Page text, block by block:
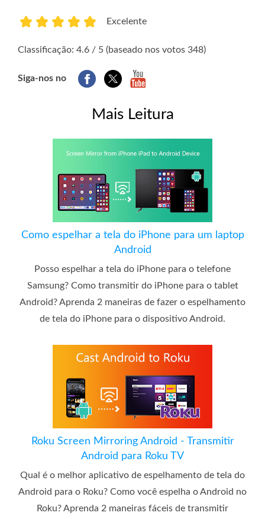
Excelente
Classificação: 4.6 / 5 (baseado nos votos 348)
Siga-nos no
Mais Leitura
Como espelhar a tela do iPhone para um laptop
Android
Posso espelhar a tela do iPhone para o telefone
Samsung? Como transmitir do iPhone para o tablet
Android? Aprenda 2 maneiras de fazer o espelhamento
de tela do iPhone para o dispositivo Android.
Roku Screen Mirroring Android - Transmitir
Android para Roku TV
Qual é o melhor aplicativo de espelhamento de tela do
Android para o Roku? Como você espelha o Android no
Roku? Aprenda 2 maneiras fáceis de transmitir